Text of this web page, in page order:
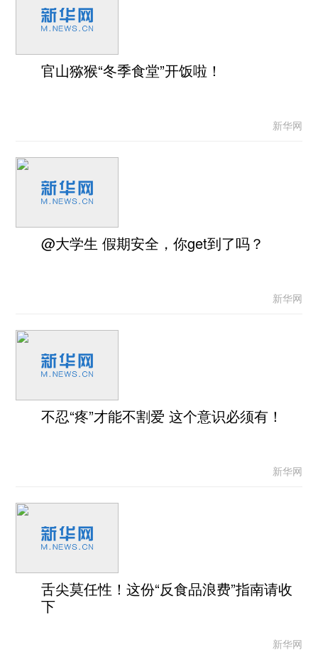
官山猕猴“冬季食堂”开饭啦！
新华网
@大学生 假期安全，你get到了吗？
新华网
不忍“疼”才能不割爱 这个意识必须有！
新华网
舌尖莫任性！这份“反食品浪费”指南请收
下
新华网